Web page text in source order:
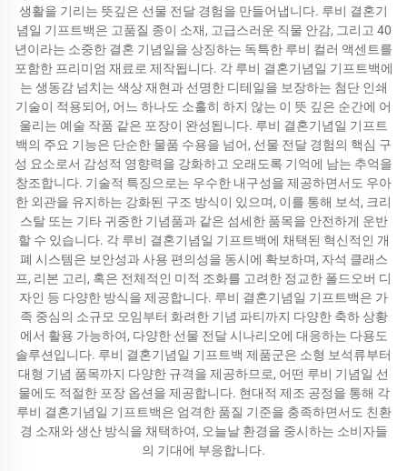
생활을 기리는 뜻깊은 선물 전달 경험을 만들어냅니다. 루비 결혼기
념일 기프트백은 고품질 종이 소재, 고급스러운 직물 안감, 그리고 40
년이라는 소중한 결혼 기념일을 상징하는 독특한 루비 컬러 액센트를
포함한 프리미엄 재료로 제작됩니다. 각 루비 결혼기념일 기프트백에
는 생동감 넘치는 색상 재현과 선명한 디테일을 보장하는 첨단 인쇄
기술이 적용되어, 어느 하나도 소홀히 하지 않는 이 뜻 깊은 순간에 어
울리는 예술 작품 같은 포장이 완성됩니다. 루비 결혼기념일 기프트
백의 주요 기능은 단순한 물품 수용을 넘어, 선물 전달 경험의 핵심 구
성 요소로서 감성적 영향력을 강화하고 오래도록 기억에 남는 추억을
창조합니다. 기술적 특징으로는 우수한 내구성을 제공하면서도 우아
한 외관을 유지하는 강화된 구조 방식이 있으며, 이를 통해 보석, 크리
스탈 또는 기타 귀중한 기념품과 같은 섬세한 품목을 안전하게 운반
할 수 있습니다. 각 루비 결혼기념일 기프트백에 채택된 혁신적인 개
폐 시스템은 보안성과 사용 편의성을 동시에 확보하며, 자석 클래스
프, 리본 고리, 혹은 전체적인 미적 조화를 고려한 정교한 폴드오버 디
자인 등 다양한 방식을 제공합니다. 루비 결혼기념일 기프트백은 가
족 중심의 소규모 모임부터 화려한 기념 파티까지 다양한 축하 상황
에서 활용 가능하여, 다양한 선물 전달 시나리오에 대응하는 다용도
솔루션입니다. 루비 결혼기념일 기프트백 제품군은 소형 보석류부터
대형 기념 품목까지 다양한 규격을 제공하므로, 어떤 루비 기념일 선
물에도 적절한 포장 옵션을 제공합니다. 현대적 제조 공정을 통해 각
루비 결혼기념일 기프트백은 엄격한 품질 기준을 충족하면서도 친환
경 소재와 생산 방식을 채택하여, 오늘날 환경을 중시하는 소비자들
의 기대에 부응합니다.